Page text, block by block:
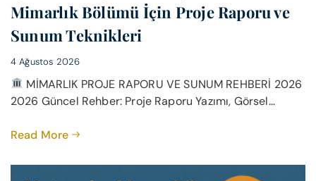
Mimarlık Bölümü İçin Proje Raporu ve
Sunum Teknikleri
4 Ağustos 2026
MİMARLIK PROJE RAPORU VE SUNUM REHBERİ 2026
2026 Güncel Rehber: Proje Raporu Yazımı, Görsel...
Read More